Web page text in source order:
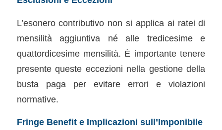
L’esonero contributivo non si applica ai ratei di
mensilità aggiuntiva né alle tredicesime e
quattordicesime mensilità. È importante tenere
presente queste eccezioni nella gestione della
busta paga per evitare errori e violazioni
normative.
Fringe Benefit e Implicazioni sull’Imponibile